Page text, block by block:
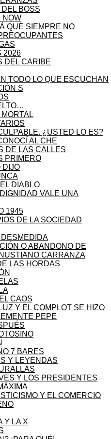
BOSS
NOW
QUE SIEMPRE NO
2026
DEL CARIBE
TODO LO QUE ESCUCHAN
S
¿USTED LO ES?
AL CHE
DE LAS CALLES
PRIMERO
DIJO
DIABLO
VALE UNA
1945
DE LA SOCIEDAD
O ABANDONO DE
CARRANZA
LAS HORDAS
CAOS
Y EL COMPLOT SE HIZO
PEPE
7 BARES
Y LEYENDAS
Y LOS PRESIDENTES
Y EL COMERCIO
Y LA X